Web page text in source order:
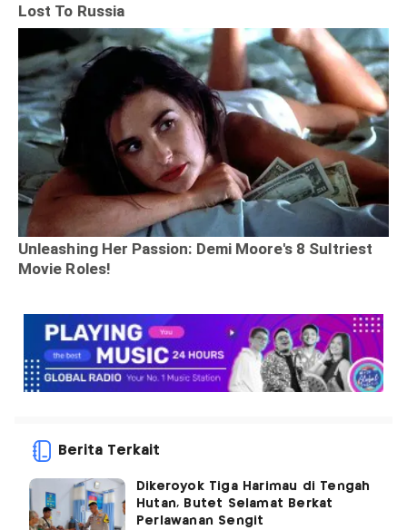
Berita Terkait
Dikeroyok Tiga Harimau di Tengah
Hutan, Butet Selamat Berkat
Perlawanan Sengit